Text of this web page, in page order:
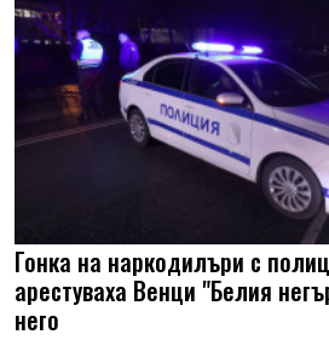
Гонка на наркодилъри с
арестуваха Венци "Белия
него